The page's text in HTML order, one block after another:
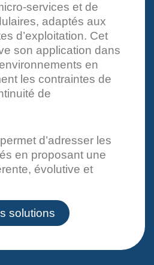
services et de
adaptés aux
d’exploitation. Cet
son application dans
en
les contraintes de
de
d’adresser les
en proposant une
évolutive et
solutions